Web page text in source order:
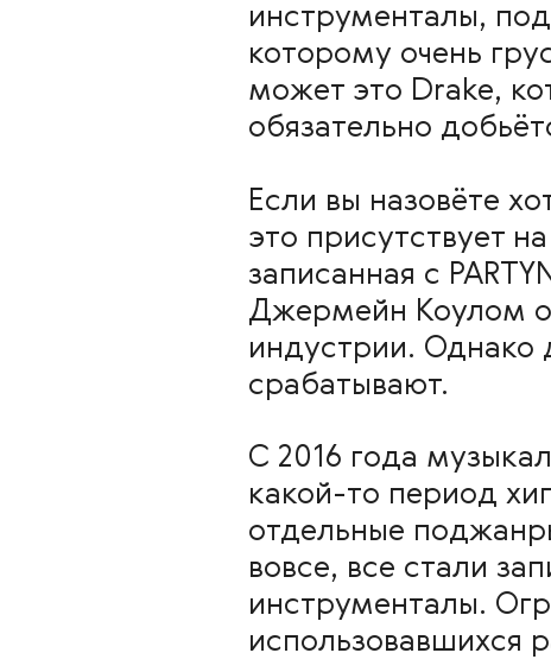
инструменталы,
которому очень
может это Drake,
обязательно
Если вы назовёте
это присутствует
записанная с
Джермейн Коулом
индустрии. Однако
срабатывают.
С 2016 года
какой-то период
отдельные
вовсе, все стали
инструменталы.
использовавшихся